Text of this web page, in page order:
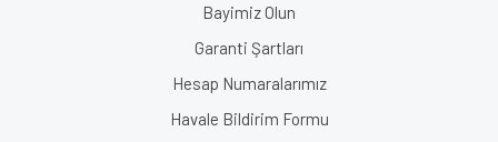
Bayimiz Olun
Garanti Şartları
Hesap Numaralarımız
Havale Bildirim Formu